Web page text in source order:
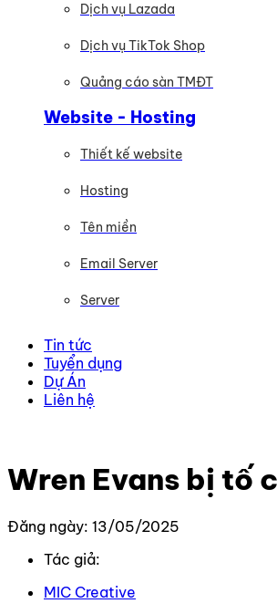
Dịch vụ Lazada
Dịch vụ TikTok Shop
Quảng cáo sàn TMĐT
Website - Hosting
Thiết kế website
Hosting
Tên miền
Email Server
Server
Tin tức
Tuyển dụng
Dự Án
Liên hệ
Wren Evans bị tố
Đăng ngày: 13/05/2025
Tác giả:
MIC Creative